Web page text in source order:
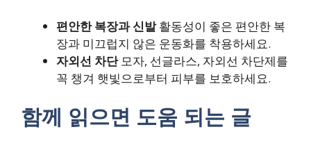
편안한 복장과 신발활동성이 좋은 편안한 복
장과 미끄럽지 않은 운동화를 착용하세요.
자외선 차단모자, 선글라스, 자외선 차단제를
꼭 챙겨 햇빛으로부터 피부를 보호하세요.
함께 읽으면 도움 되는 글